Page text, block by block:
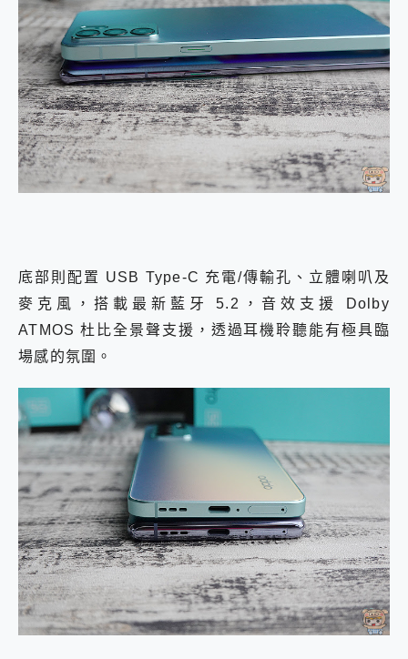
底部則配置 USB Type-C 充電/傳輸孔、立體喇叭及
麥克風，搭載最新藍牙 5.2，音效支援 Dolby
ATMOS 杜比全景聲支援，透過耳機聆聽能有極具臨
場感的氛圍。